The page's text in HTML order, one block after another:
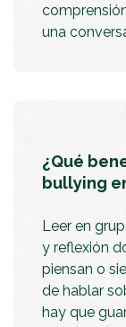
una
¿Qué
bullying
Leer en
y reflexión
piensan o
de hablar
hay que